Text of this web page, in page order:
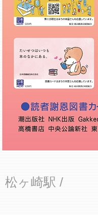
松ヶ崎駅 /